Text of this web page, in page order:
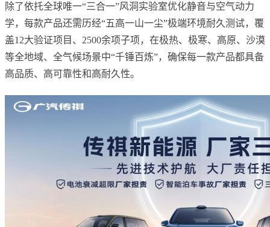
除了依托全球唯一“三合一”风洞实验室优化静音与空气动力
学，每款产品还需历经“五高一山一尘”极端环境耐久测试，覆
盖12大验证项目、2500余项子项，在极热、极寒、高原、沙漠
等全地域、全气候场景中“千锤百炼”，确保每一款产品都具备
高品质、高可靠性和高耐久性。